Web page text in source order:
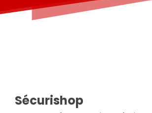
Sécurishop